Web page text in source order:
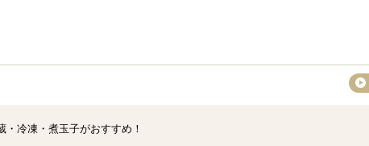
冷凍・煮玉子がおすすめ！